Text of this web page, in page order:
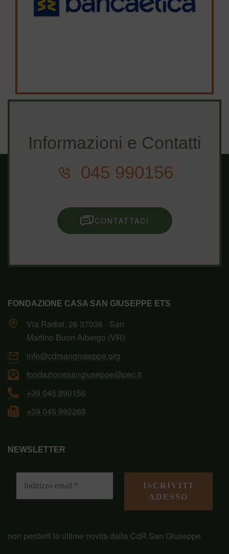
Informazioni e Contatti
045 990156
CONTATTACI
FONDAZIONE CASA SAN GIUSEPPE ETS
Via Radisi, 26 37036 - San
Martino Buon Albergo (VR)
info@cdrsangiuseppe.org
fondazionesangiuseppe@pec.it
+39 045 990156
+39 045 992269
NEWSLETTER
non perderti le ultime novità dalla CdR San Giuseppe